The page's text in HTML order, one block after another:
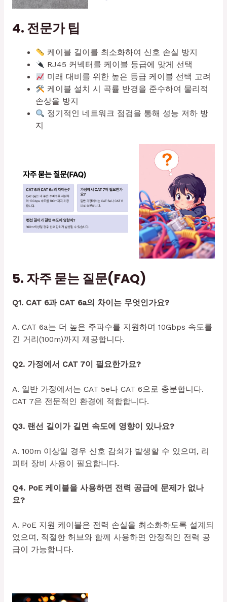
4. 전문가 팁
케이블 길이를 최소화하여 신호 손실 방지
RJ45 커넥터를 케이블 등급에 맞게 선택
미래 대비를 위한 높은 등급 케이블 선택 고려
케이블 설치 시 곡률 반경을 준수하여 물리적
손상을 방지
정기적인 네트워크 점검을 통해 성능 저하 방
지
5. 자주 묻는 질문(FAQ)
Q1. CAT 6과 CAT 6a의 차이는 무엇인가요?
A. CAT 6a는 더 높은 주파수를 지원하며 10Gbps 속도를
긴 거리(100m)까지 제공합니다.
Q2. 가정에서 CAT 7이 필요한가요?
A. 일반 가정에서는 CAT 5e나 CAT 6으로 충분합니다.
CAT 7은 전문적인 환경에 적합합니다.
Q3. 랜선 길이가 길면 속도에 영향이 있나요?
A. 100m 이상일 경우 신호 감쇠가 발생할 수 있으며, 리
피터 장비 사용이 필요합니다.
Q4. PoE 케이블을 사용하면 전력 공급에 문제가 없나
요?
A. PoE 지원 케이블은 전력 손실을 최소화하도록 설계되
었으며, 적절한 허브와 함께 사용하면 안정적인 전력 공
급이 가능합니다.